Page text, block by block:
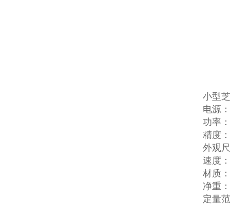
小型
电源
功率
精度
外观
速度
材质
净重
定量